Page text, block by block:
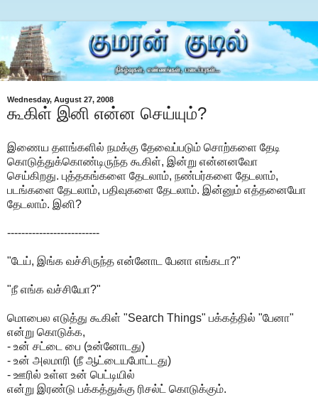
Wednesday, August 27, 2008
கூகிள் இனி என்ன செய்யும்?
இணைய தளங்களில் நமக்கு தேவைப்படும் சொற்களை தேடி
கொடுத்துக்கொண்டிருந்த கூகிள், இன்று என்னனவோ
செய்கிறது. புத்தகங்களை தேடலாம், நண்பர்களை தேடலாம்,
படங்களை தேடலாம், பதிவுகளை தேடலாம். இன்னும் எத்தனையோ
தேடலாம். இனி?
--------------------------
"டேய், இங்க வச்சிருந்த என்னோட பேனா எங்கடா?"
"நீ எங்க வச்சியோ?"
மொபைல எடுத்து கூகிள் "Search Things" பக்கத்தில் "பேனா"
என்று கொடுக்க,
- உன் சட்டை பை (உன்னோடது)
- உன் அலமாரி (நீ ஆட்டையபோட்டது)
- ஊரில் உள்ள உன் பெட்டியில்
என்று இரண்டு பக்கத்துக்கு ரிசல்ட் கொடுக்கும்.